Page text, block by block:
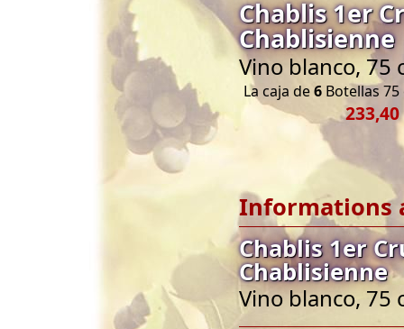
Chablis 1er
Chablisienne
Vino blanco, 75
La caja de6 Botellas 75
233,40
Informations
Chablis 1er
Chablisienne
Vino blanco, 75